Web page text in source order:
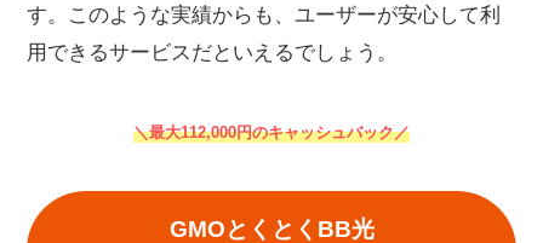
す。このような実績からも、ユーザーが安心して利
用できるサービスだといえるでしょう。
＼最大112,000円のキャッシュバック／
GMOとくとくBB光